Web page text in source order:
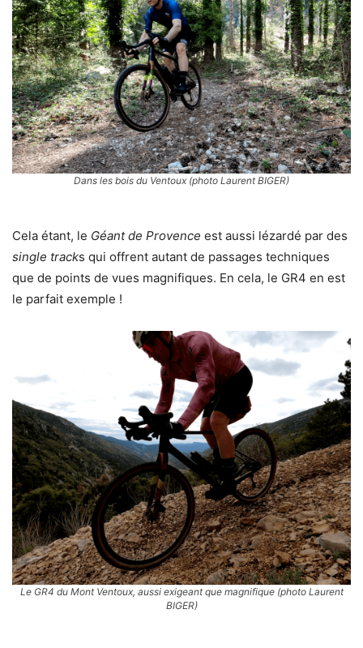
Dans les bois du Ventoux (photo Laurent BIGER)
Cela étant, le Géant de Provence est aussi lézardé par des
single tracks qui offrent autant de passages techniques
que de points de vues magnifiques. En cela, le GR4 en est
le parfait exemple !
Le GR4 du Mont Ventoux, aussi exigeant que magnifique (photo Laurent
BIGER)